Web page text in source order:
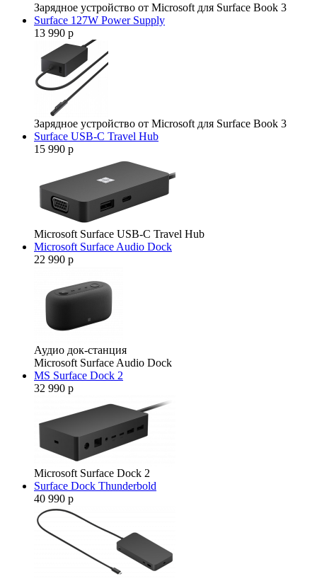
Зарядное устройство от Microsoft для Surface Book 3
Surface 127W Power Supply
13 990 р
Зарядное устройство от Microsoft для Surface Book 3
Surface USB-C Travel Hub
15 990 р
Microsoft Surface USB-C Travel Hub
Microsoft Surface Audio Dock
22 990 р
Аудио док-станция
Microsoft Surface Audio Dock
MS Surface Dock 2
32 990 р
Microsoft Surface Dock 2
Surface Dock Thunderbold
40 990 р